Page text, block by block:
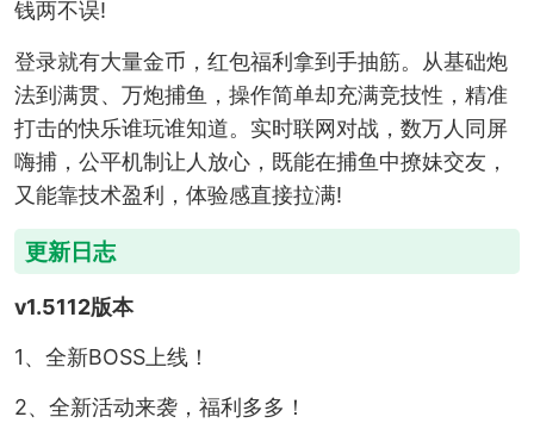
钱两不误!
登录就有大量金币，红包福利拿到手抽筋。从基础炮
法到满贯、万炮捕鱼，操作简单却充满竞技性，精准
打击的快乐谁玩谁知道。实时联网对战，数万人同屏
嗨捕，公平机制让人放心，既能在捕鱼中撩妹交友，
又能靠技术盈利，体验感直接拉满!
更新日志
v1.5112版本
1、全新BOSS上线！
2、全新活动来袭，福利多多！